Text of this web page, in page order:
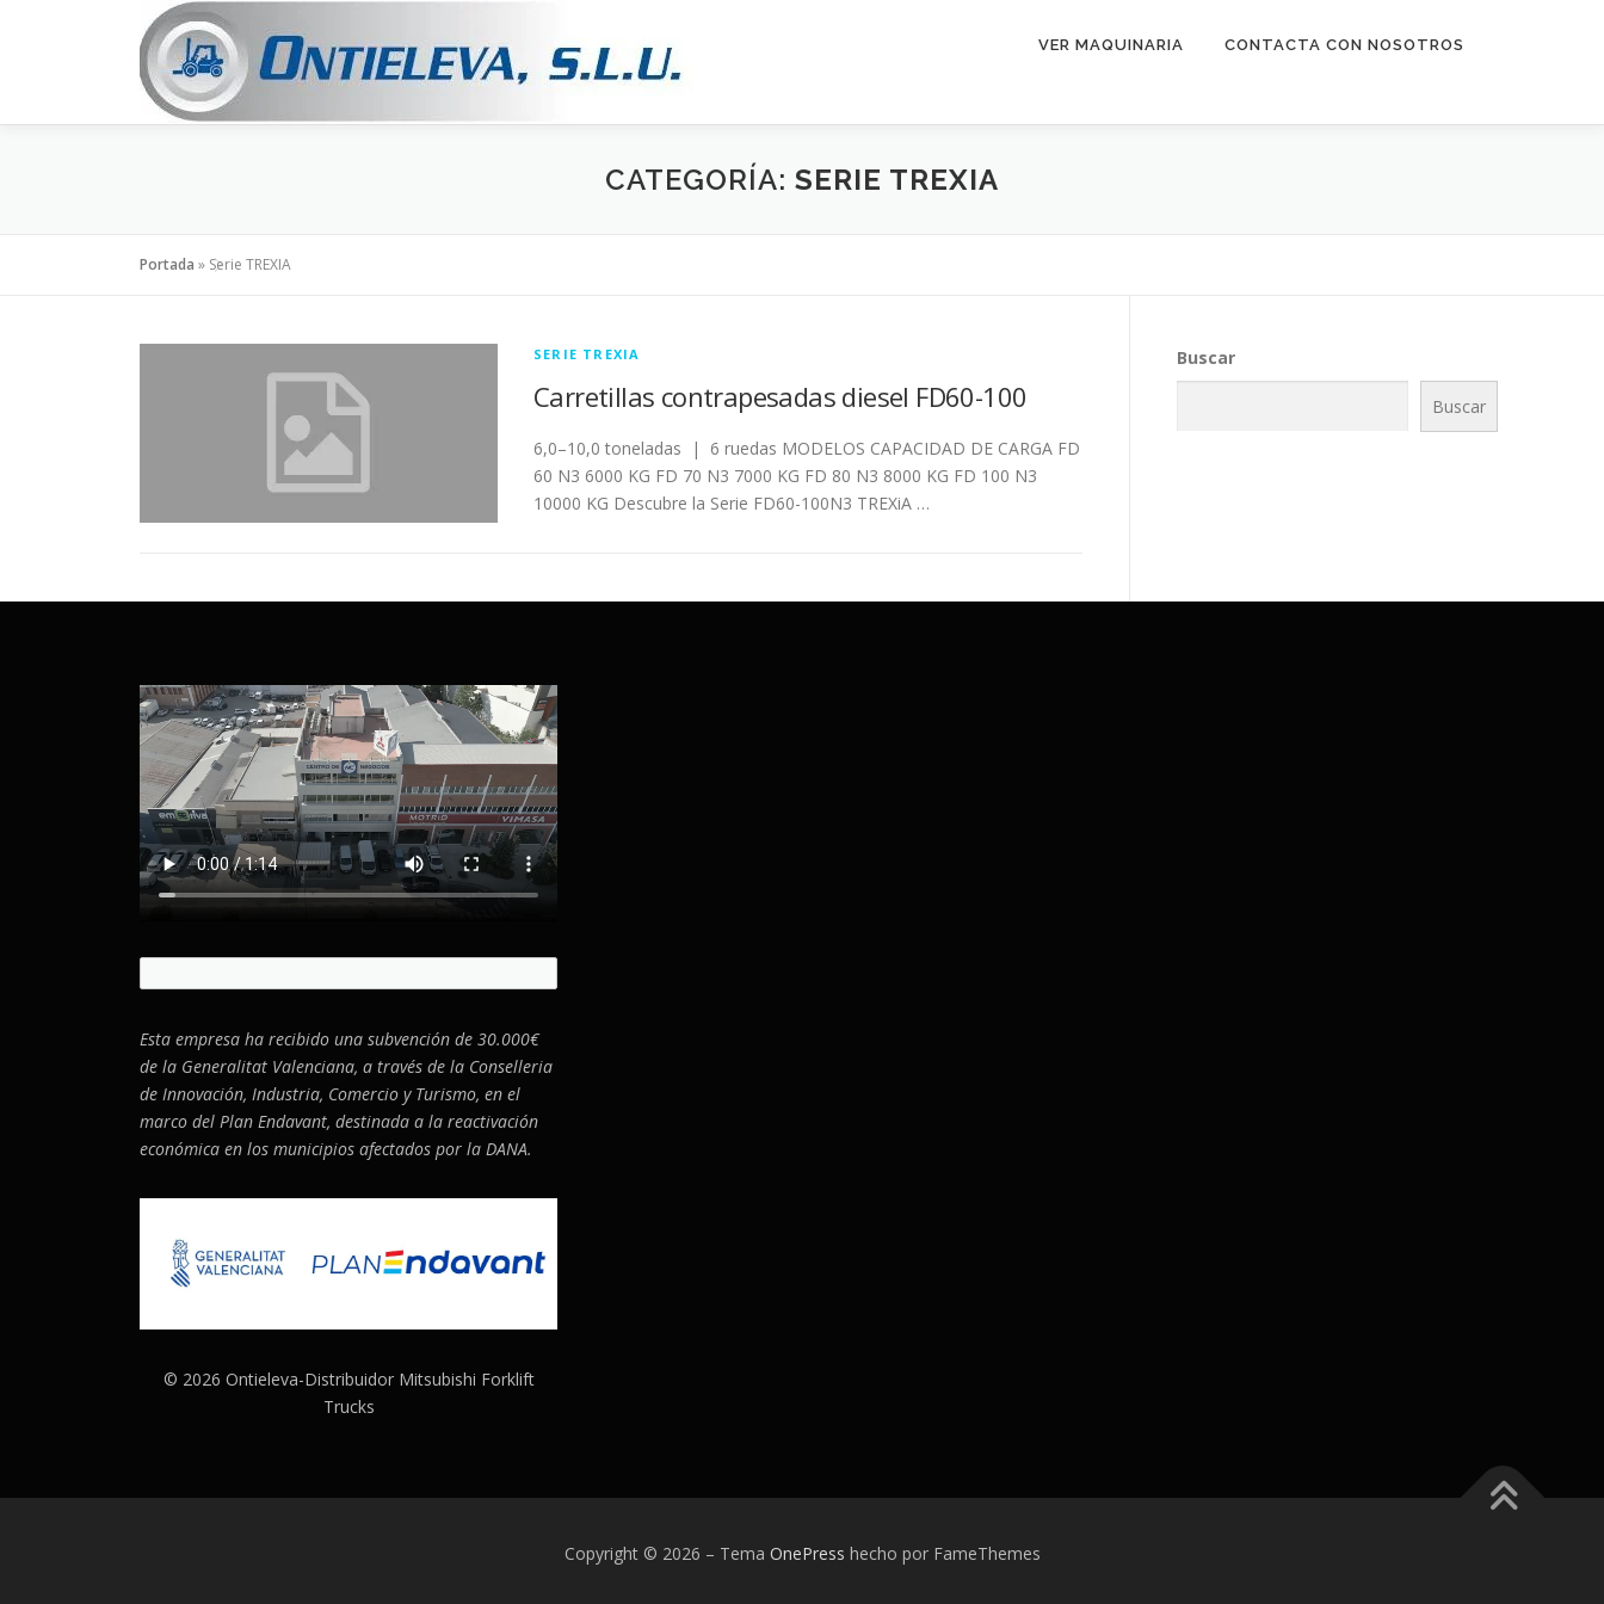
VER MAQUINARIA CONTACTA CON NOSOTROS
CATEGORÍA: SERIE TREXIA
Portada » Serie TREXIA
SERIE TREXIA
Carretillas contrapesadas diesel FD60-100
6,0–10,0 toneladas | 6 ruedas MODELOS CAPACIDAD DE CARGA FD
60 N3 6000 KG FD 70 N3 7000 KG FD 80 N3 8000 KG FD 100 N3
10000 KG Descubre la Serie FD60-100N3 TREXiA …
Buscar
Buscar
Esta empresa ha recibido una subvención de 30.000€
de la Generalitat Valenciana, a través de la Conselleria
de Innovación, Industria, Comercio y Turismo, en el
marco del Plan Endavant, destinada a la reactivación
económica en los municipios afectados por la DANA.
© 2026 Ontieleva-Distribuidor Mitsubishi Forklift
Trucks
Copyright © 2026 – Tema OnePress hecho por FameThemes